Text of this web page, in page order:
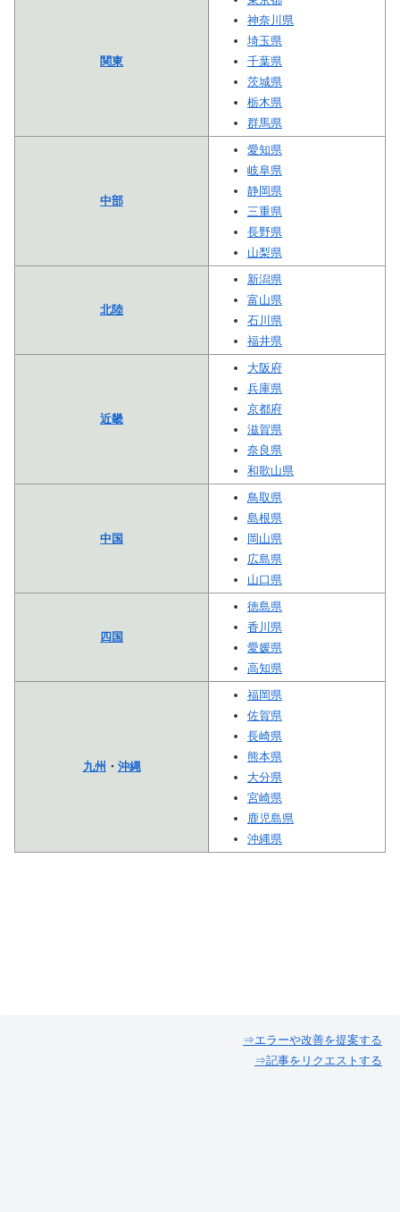
関東
神奈川県
埼玉県
千葉県
茨城県
栃木県
群馬県
中部
愛知県
岐阜県
静岡県
三重県
長野県
山梨県
北陸
新潟県
富山県
石川県
福井県
近畿
大阪府
兵庫県
京都府
滋賀県
奈良県
和歌山県
中国
鳥取県
島根県
岡山県
広島県
山口県
四国
徳島県
香川県
愛媛県
高知県
九州 ・ 沖縄
福岡県
佐賀県
長崎県
熊本県
大分県
宮崎県
鹿児島県
沖縄県
⇒エラーや改善を提案する
⇒記事をリクエストする